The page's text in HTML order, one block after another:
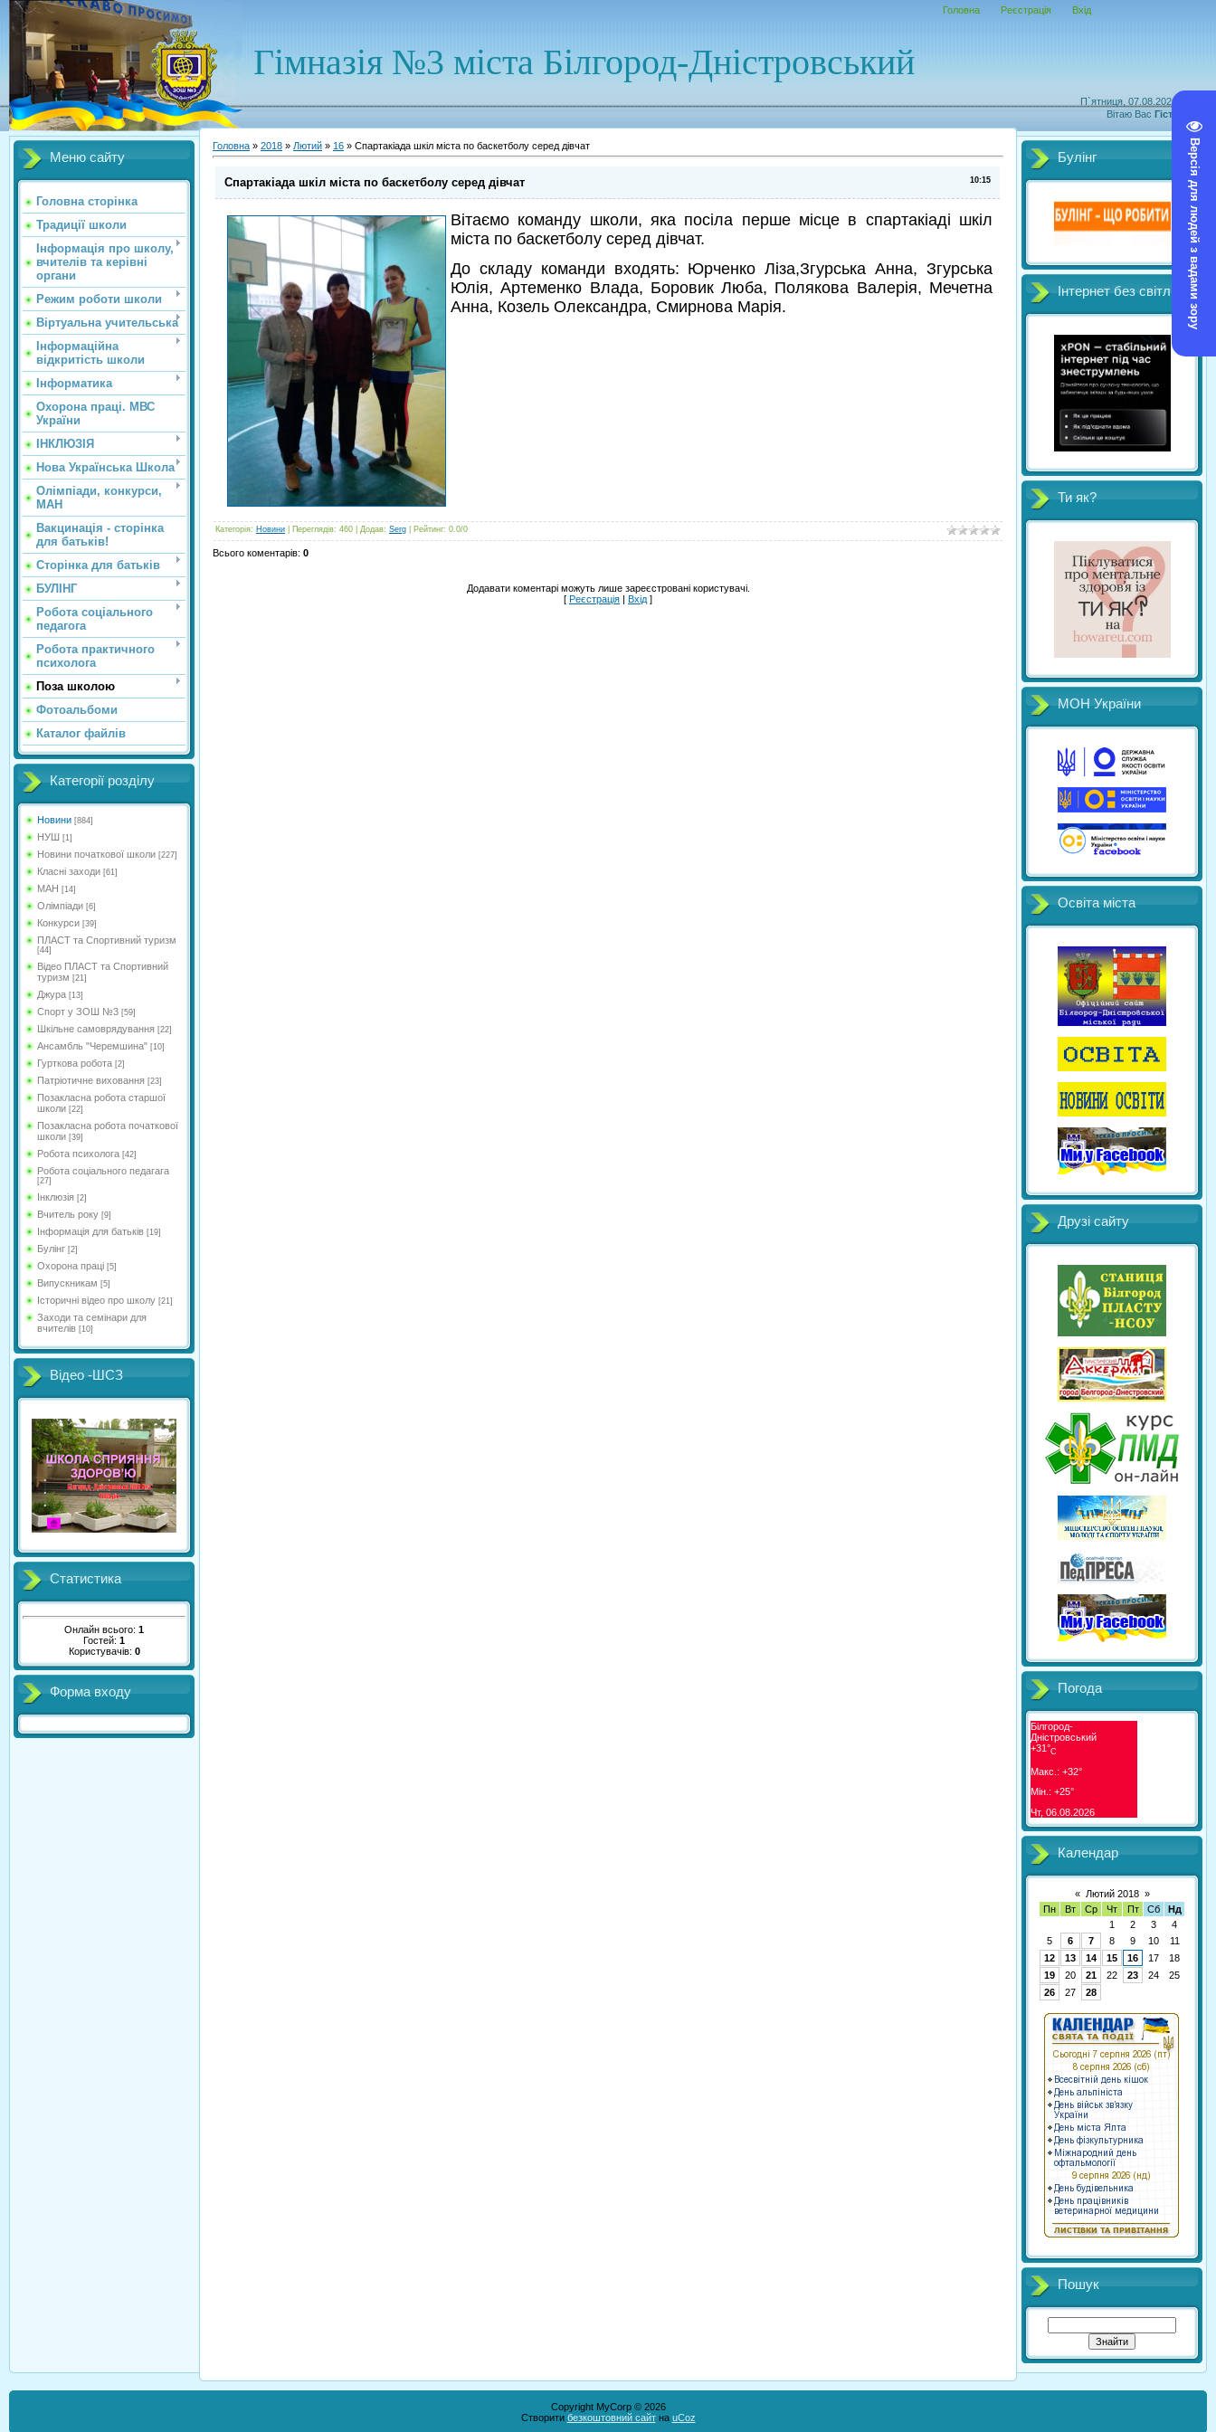
Версія для людей з вадами зору
П`ятниця, 07.08.2026, 06:06
Вітаю Вас Гість
Гімназія №3 міста Білгород-Дністровський
Головна Реєстрація Вхід
Меню сайту
Головна сторінка
Традиції школи
Інформація про школу,
вчителів та керівні
органи
Режим роботи школи
Віртуальна учительська
Інформаційна
відкритість школи
Інформатика
Охорона праці. МВС
України
ІНКЛЮЗІЯ
Нова Українська Школа
Олімпіади, конкурси,
МАН
Вакцинація - сторінка
для батьків!
Сторінка для батьків
БУЛІНГ
Робота соціального
педагога
Робота практичного
психолога
Поза школою
Фотоальбоми
Каталог файлів
Категорії розділу
Новини [884]
НУШ [1]
Новини початкової школи [227]
Класні заходи [61]
МАН [14]
Олімпіади [6]
Конкурси [39]
ПЛАСТ та Спортивний туризм
[44]
Відео ПЛАСТ та Спортивний
туризм [21]
Джура [13]
Спорт у ЗОШ №3 [59]
Шкільне самоврядування [22]
Ансамбль "Черемшина" [10]
Гурткова робота [2]
Патріотичне виховання [23]
Позакласна робота старшої
школи [22]
Позакласна робота початкової
школи [39]
Робота психолога [42]
Робота соціального педагага
[27]
Інклюзія [2]
Вчитель року [9]
Інформація для батьків [19]
Булінг [2]
Охорона праці [5]
Випускникам [5]
Історичні відео про школу [21]
Заходи та семінари для
вчителів [10]
Відео -ШСЗ
Статистика
Онлайн всього: 1
Гостей: 1
Користувачів: 0
Форма входу
Головна » 2018 » Лютий » 16 » Спартакіада шкіл міста по баскетболу серед дівчат
10:15
Спартакіада шкіл міста по баскетболу серед дівчат
Вітаємо команду школи, яка посіла перше місце в спартакіаді шкіл
міста по баскетболу серед дівчат.
До складу команди входять: Юрченко Ліза,Згурська Анна, Згурська
Юлія, Артеменко Влада, Боровик Люба, Полякова Валерія, Мечетна
Анна, Козель Олександра, Смирнова Марія.
Категорія: Новини Переглядів: 460 | Додав: Serg Рейтинг: 0.0/0
Всього коментарів: 0
Додавати коментарі можуть лише зареєстровані користувачі.
[ Реєстрація | Вхід ]
Булінг
Інтернет без світл
Ти як?
МОН України
Освіта міста
Друзі сайту
Погода
Білгород-
Дністровський
+31°C
Макс.: +32°
Мін.: +25°
Чт, 06.08.2026
Календар
« Лютий 2018 »
Пн
Вт Ср Чт Пт Сб
Нд
1
2 3
4
5
6 7 8 9 10
11
12
13 14 15 16 17
18
19
20 21 22 23 24
25
26
27 28
Пошук
Copyright MyCorp © 2026
Створити безкоштовний сайтна uCoz